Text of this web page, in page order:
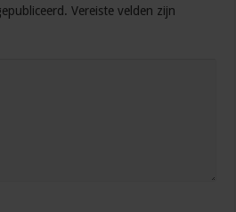
Vereiste velden zijn